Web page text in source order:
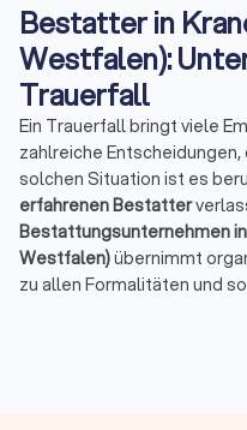
Bestatter in
Westfalen):
Trauerfall
Ein Trauerfall bringt viele
zahlreiche
solchen Situation ist es
erfahrenen Bestatter
Bestattungsunternehmen
Westfalen)übernimmt
zu allen Formalitäten und